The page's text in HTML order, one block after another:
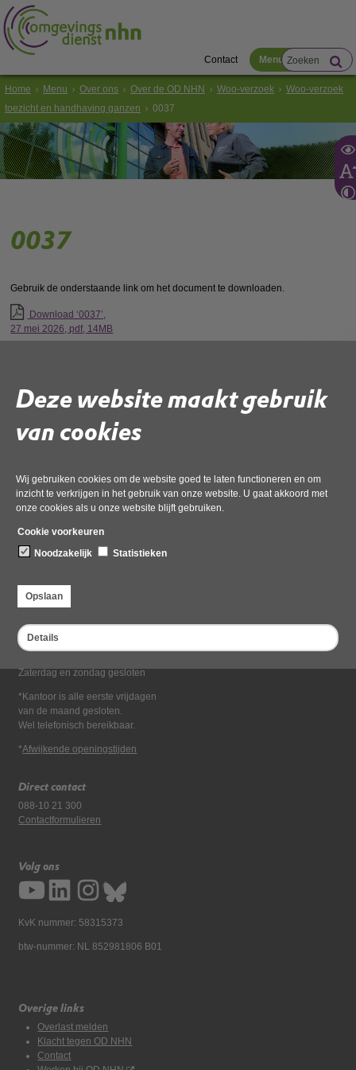
Deze website maakt gebruik
van cookies
Wij gebruiken cookies om de website goed te laten functioneren en om
inzicht te verkrijgen in het gebruik van onze website. U gaat akkoord met
onze cookies als u onze website blijft gebruiken.
Cookie voorkeuren
Noodzakelijk
Statistieken
Opslaan
Details
Contact Menu
Home Menu Over ons Over de OD NHN Woo-verzoek
Woo-verzoek
toezicht en handhaving ganzen
0037
0037
Gebruik de onderstaande link om het document te downloaden.
Download ‘0037’,
27 mei 2026, pdf, 14MB
Bezoekadres
Dampten 2, 1624 NR Hoorn
Postbus 2095, 1620 EB Hoorn
Openingstijden kantoor
Maandag tot en met vrijdag*
van 08:00 tot 16:30
Zaterdag en zondag gesloten
*Kantoor is alle eerste vrijdagen
van de maand gesloten.
Wel telefonisch bereikbaar.
*Afwijkende openingstijden
Direct contact
088-10 21 300
Contactformulieren
Volg ons
KvK nummer: 58315373
btw-nummer: NL 852981806 B01
Overige links
Overlast melden
Klacht tegen OD NHN
Contact